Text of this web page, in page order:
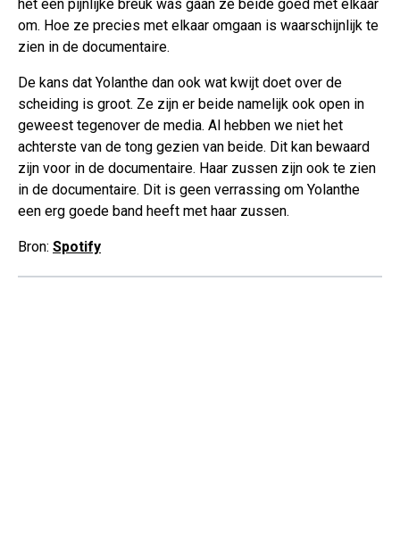
het een pijnlijke breuk was gaan ze beide goed met elkaar
om. Hoe ze precies met elkaar omgaan is waarschijnlijk te
zien in de documentaire.
De kans dat Yolanthe dan ook wat kwijt doet over de
scheiding is groot. Ze zijn er beide namelijk ook open in
geweest tegenover de media. Al hebben we niet het
achterste van de tong gezien van beide. Dit kan bewaard
zijn voor in de documentaire. Haar zussen zijn ook te zien
in de documentaire. Dit is geen verrassing om Yolanthe
een erg goede band heeft met haar zussen.
Bron: Spotify